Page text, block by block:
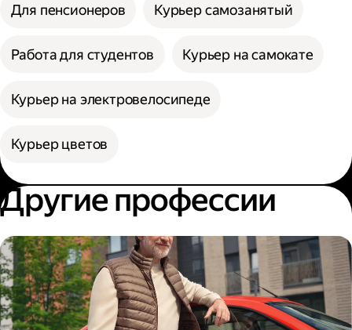
Для пенсионеров Курьер самозанятый
Работа для студентов Курьер на самокате
Курьер на электровелосипеде
Курьер цветов
Другие профессии